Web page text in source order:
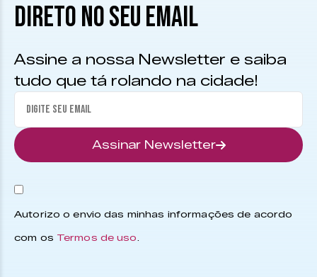
DIRETO NO SEU EMAIL
Assine a nossa Newsletter e saiba
tudo que tá rolando na cidade!
Assinar Newsletter
Autorizo o envio das minhas informações de acordo
com os Termos de uso.